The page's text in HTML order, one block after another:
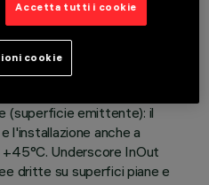
per architetture da
bianco da 24Vdc,
è completamente incapsulato
(superficie emittente): il
l'installazione anche a
Underscore InOut
dritte su superfici piane e
Accetta tutti i cookie
cookie